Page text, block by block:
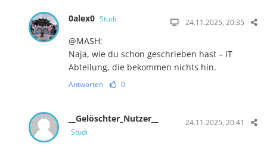
0alex0 Studi 24.11.2025, 20:35
@MASH:
Naja, wie du schon geschrieben hast – IT
Abteilung, die bekommen nichts hin.
Antworten 0
__Gelöschter_Nutzer__
Studi
24.11.2025, 20:41